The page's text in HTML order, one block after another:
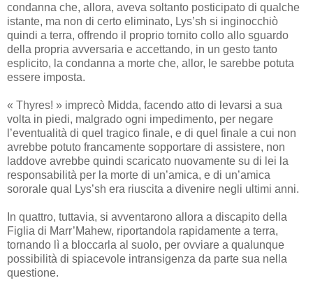
condanna che, allora, aveva soltanto posticipato di qualche
istante, ma non di certo eliminato, Lys’sh si inginocchiò
quindi a terra, offrendo il proprio tornito collo allo sguardo
della propria avversaria e accettando, in un gesto tanto
esplicito, la condanna a morte che, allor, le sarebbe potuta
essere imposta.
« Thyres! » imprecò Midda, facendo atto di levarsi a sua
volta in piedi, malgrado ogni impedimento, per negare
l’eventualità di quel tragico finale, e di quel finale a cui non
avrebbe potuto francamente sopportare di assistere, non
laddove avrebbe quindi scaricato nuovamente su di lei la
responsabilità per la morte di un’amica, e di un’amica
sororale qual Lys’sh era riuscita a divenire negli ultimi anni.
In quattro, tuttavia, si avventarono allora a discapito della
Figlia di Marr’Mahew, riportandola rapidamente a terra,
tornando lì a bloccarla al suolo, per ovviare a qualunque
possibilità di spiacevole intransigenza da parte sua nella
questione.